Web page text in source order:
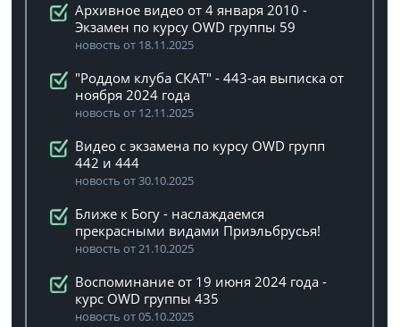
Архивное видео от 4 января 2010 -
Экзамен по курсу OWD группы 59
новость от 18.11.2025
"Роддом клуба СКАТ" - 443-ая выписка от
ноября 2024 года
новость от 12.11.2025
Видео с экзамена по курсу OWD групп
442 и 444
новость от 30.10.2025
Ближе к Богу - наслаждаемся
прекрасными видами Приэльбрусья!
новость от 21.10.2025
Воспоминание от 19 июня 2024 года -
курс OWD группы 435
новость от 05.10.2025